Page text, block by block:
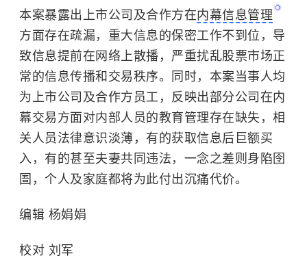
本案暴露出上市公司及合作方在内幕信息管理
方面存在疏漏，重大信息的保密工作不到位，导
致信息提前在网络上散播，严重扰乱股票市场正
常的信息传播和交易秩序。同时，本案当事人均
为上市公司及合作方员工，反映出部分公司在内
幕交易方面对内部人员的教育管理存在缺失，相
关人员法律意识淡薄，有的获取信息后巨额买
入，有的甚至夫妻共同违法，一念之差则身陷囹
圄，个人及家庭都将为此付出沉痛代价。
编辑 杨娟娟
校对 刘军